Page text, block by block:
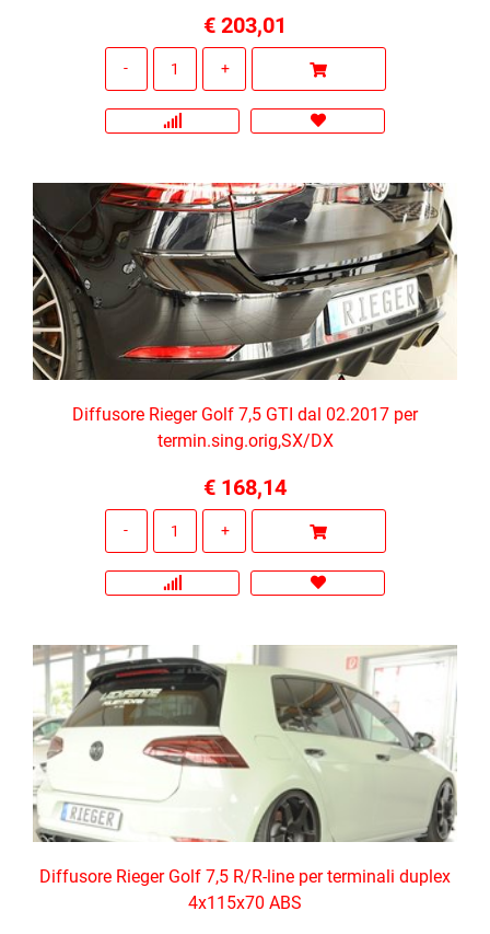
€ 203,01
Diffusore Rieger Golf 7,5 GTI dal 02.2017 per
termin.sing.orig,SX/DX
€ 168,14
Diffusore Rieger Golf 7,5 R/R-line per terminali duplex
4x115x70 ABS